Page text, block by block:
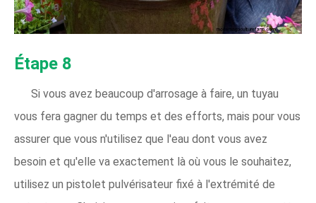
Étape 8
Si vous avez beaucoup d'arrosage à faire, un tuyau
vous fera gagner du temps et des efforts, mais pour vous
assurer que vous n'utilisez que l'eau dont vous avez
besoin et qu'elle va exactement là où vous le souhaitez,
utilisez un pistolet pulvérisateur fixé à l'extrémité de